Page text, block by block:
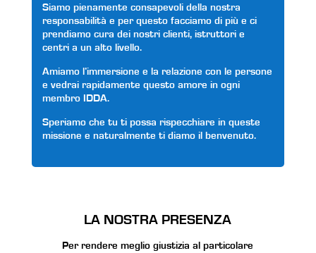
Siamo pienamente consapevoli della nostra
responsabilità e per questo facciamo di più e ci
prendiamo cura dei nostri clienti, istruttori e
centri a un alto livello.
Amiamo l’immersione e la relazione con le persone
e vedrai rapidamente questo amore in ogni
membro IDDA.
Speriamo che tu ti possa rispecchiare in queste
missione e naturalmente ti diamo il benvenuto.
LA NOSTRA PRESENZA
Per rendere meglio giustizia al particolare